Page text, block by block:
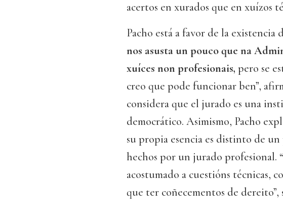
acertos en xurados que en xuízos
Pacho está a favor de la
nos asusta un pouco que na
xuíces non profesionais, pero se
creo que pode funcionar ben”,
considera que el jurado es una
democrático. Asimismo, Pacho
su propia esencia es distinto de
hechos por un jurado profesional.
acostumado a cuestións técnicas,
que ter coñecementos de dereito”,